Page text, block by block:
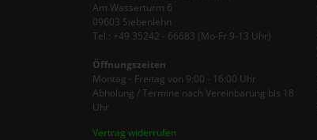
Am Wasserturm 6
09603 Siebenlehn
Tel.: +49 35242 - 66683 (Mo-Fr 9-13 Uhr)
Öffnungszeiten
Montag - Freitag von 9:00 - 16:00 Uhr
Abholung / Termine nach Vereinbarung bis 18
Uhr
Vertrag widerrufen